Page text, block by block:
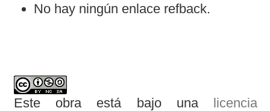
No hay ningún enlace refback.
Este obra está bajo una licencia